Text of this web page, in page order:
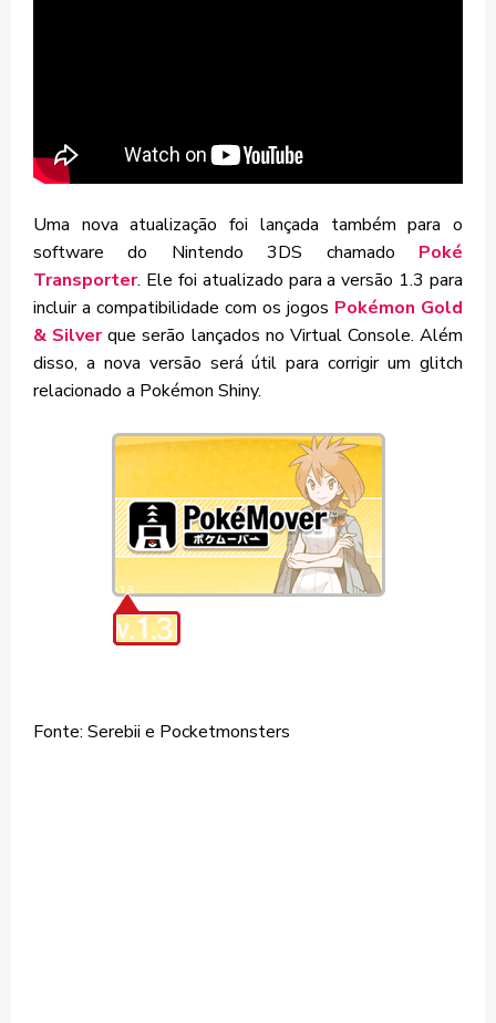
Uma nova atualização foi lançada também para o
software do Nintendo 3DS chamado Poké
Transporter. Ele foi atualizado para a versão 1.3 para
incluir a compatibilidade com os jogos Pokémon Gold
& Silverque serão lançados no Virtual Console. Além
disso, a nova versão será útil para corrigir um glitch
relacionado a Pokémon Shiny.
Fonte: Serebii e Pocketmonsters